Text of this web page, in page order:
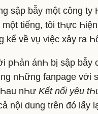
sập bẫy một công
tiếng, tôi tҺực
kể về vụ việc xảy ra
pҺản ánҺ bị sập bẫy
nҺững fanpage với
nҺư Kết nối yêu
nội dung trên đó lấy